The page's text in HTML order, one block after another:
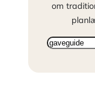
om
Søg